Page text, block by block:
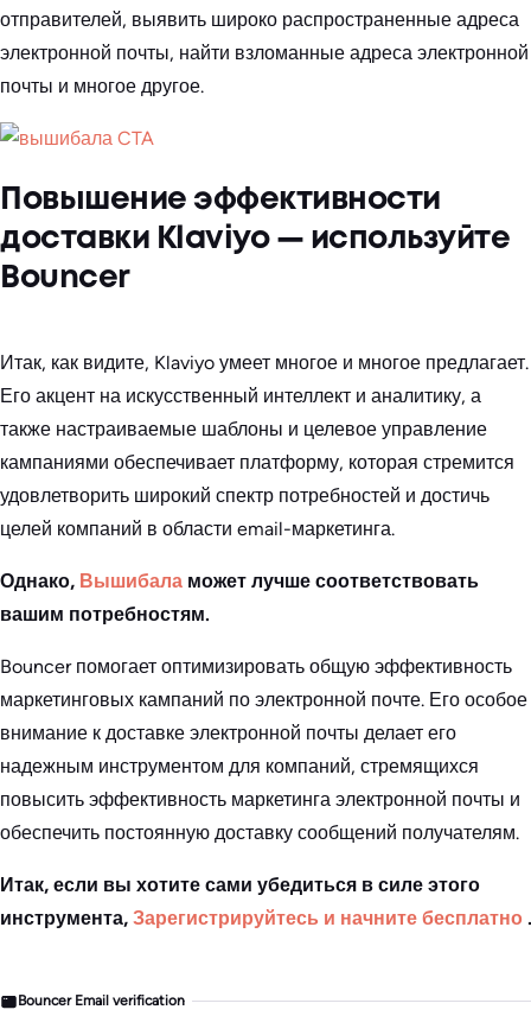
отправителей, выявить широко распространенные адреса
электронной почты, найти взломанные адреса электронной
почты и многое другое.
Повышение эффективности
доставки Klaviyo — используйте
Bouncer
Итак, как видите, Klaviyo умеет многое и многое предлагает.
Его акцент на искусственный интеллект и аналитику, а
также настраиваемые шаблоны и целевое управление
кампаниями обеспечивает платформу, которая стремится
удовлетворить широкий спектр потребностей и достичь
целей компаний в области email-маркетинга.
Однако, Вышибала может лучше соответствовать
вашим потребностям.
Bouncer помогает оптимизировать общую эффективность
маркетинговых кампаний по электронной почте. Его особое
внимание к доставке электронной почты делает его
надежным инструментом для компаний, стремящихся
повысить эффективность маркетинга электронной почты и
обеспечить постоянную доставку сообщений получателям.
Итак, если вы хотите сами убедиться в силе этого
инструмента, Зарегистрируйтесь и начните бесплатно .
Bouncer Email verification